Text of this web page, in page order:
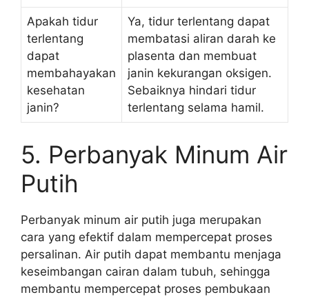
Apakah tidur
terlentang
dapat
membahayakan
kesehatan
janin?
Ya, tidur terlentang dapat
membatasi aliran darah ke
plasenta dan membuat
janin kekurangan oksigen.
Sebaiknya hindari tidur
terlentang selama hamil.
5. Perbanyak Minum Air
Putih
Perbanyak minum air putih juga merupakan
cara yang efektif dalam mempercepat proses
persalinan. Air putih dapat membantu menjaga
keseimbangan cairan dalam tubuh, sehingga
membantu mempercepat proses pembukaan